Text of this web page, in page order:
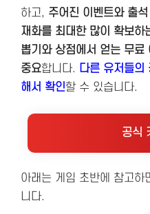
하고, 주어진 이벤트와 출
재화를 최대한 많이 확보하
뽑기와 상점에서 얻는 무료
중요합니다​​​​. 다른 유저들의
해서 확인할 수 있습니다.
공식
아래는 게임 초반에 참고
니다.